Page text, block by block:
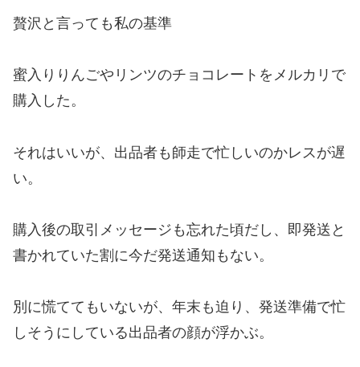
贅沢と言っても私の基準
蜜入りりんごやリンツのチョコレートをメルカリで
購入した。
それはいいが、出品者も師走で忙しいのかレスが遅
い。
購入後の取引メッセージも忘れた頃だし、即発送と
書かれていた割に今だ発送通知もない。
別に慌ててもいないが、年末も迫り、発送準備で忙
しそうにしている出品者の顔が浮かぶ。